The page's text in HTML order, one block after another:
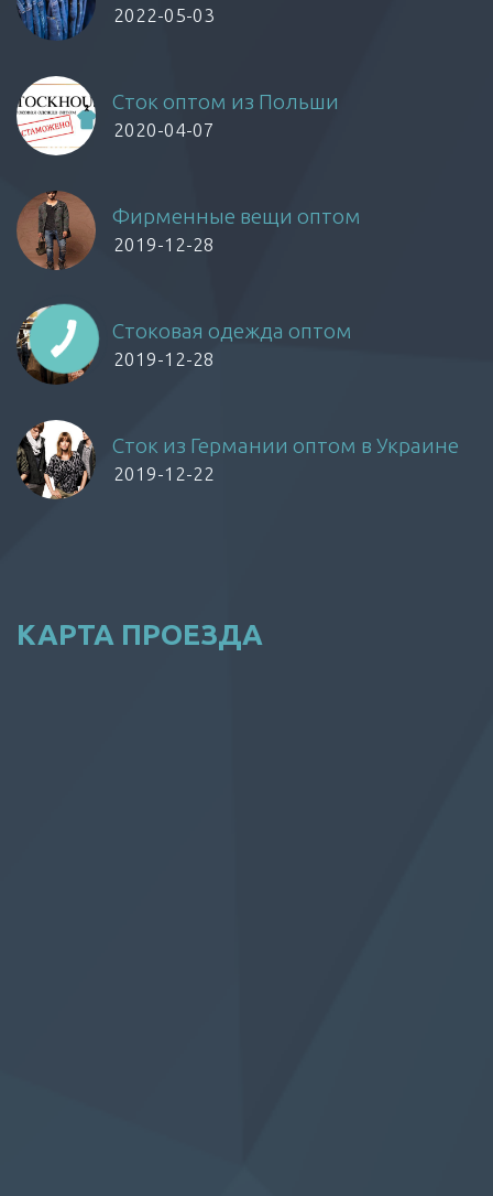
2022-05-03
Сток оптом из Польши
2020-04-07
Фирменные вещи оптом
2019-12-28
Стоковая одежда оптом
2019-12-28
Сток из Германии оптом в Украине
2019-12-22
КАРТА ПРОЕЗДА